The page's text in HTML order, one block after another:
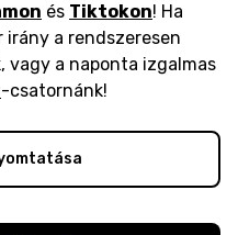
és Tiktokon! Ha
irány a rendszeresen
vagy a naponta izgalmas
-csatornánk!